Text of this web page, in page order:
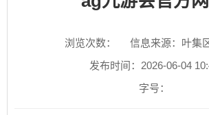
浏览次数：
信息来源：叶集
发布时间：2026-06-04
字号：